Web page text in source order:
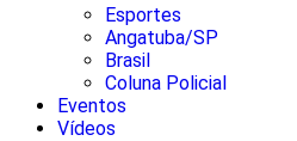
Esportes
Angatuba/SP
Brasil
Coluna Policial
Eventos
Vídeos